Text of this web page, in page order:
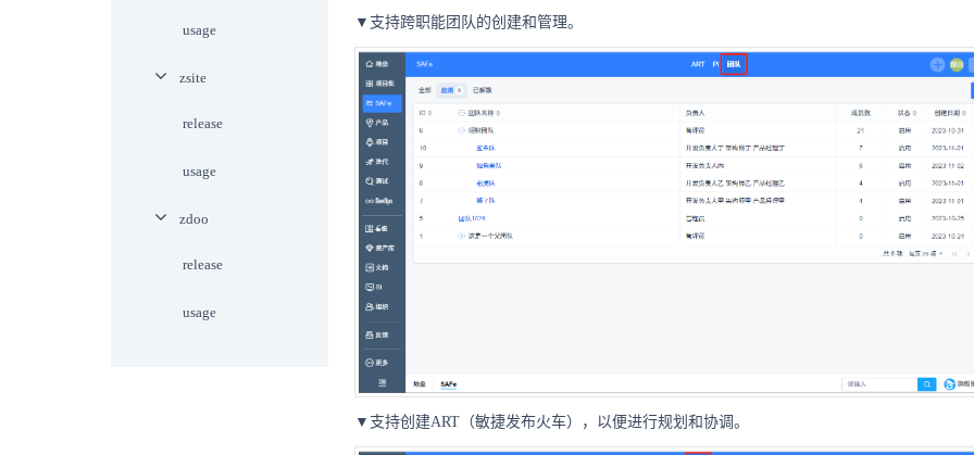
▼支持跨职能团队的创建和管理。
▼支持创建ART（敏捷发布火车），以便进行规划和协调。
usage
zsite
release
usage
zdoo
release
usage